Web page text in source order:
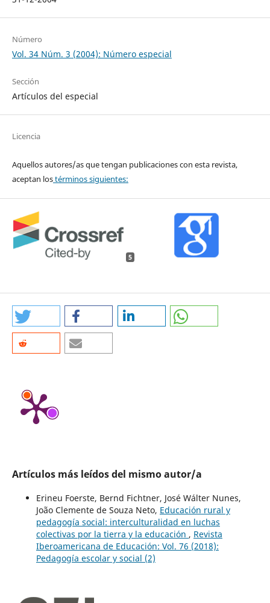
Número
Vol. 34 Núm. 3 (2004): Número especial
Sección
Artículos del especial
Licencia
Aquellos autores/as que tengan publicaciones con esta revista,
aceptan lostérminos siguientes:
5
Artículos más leídos del mismo autor/a
Erineu Foerste, Bernd Fichtner, José Wálter Nunes,
João Clemente de Souza Neto, Educación rural y
pedagogía social: interculturalidad en luchas
colectivas por la tierra y la educación , Revista
Iberoamericana de Educación: Vol. 76 (2018):
Pedagogía escolar y social (2)